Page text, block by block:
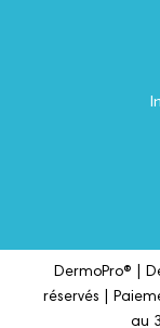
DermoPro® |
réservés |
au